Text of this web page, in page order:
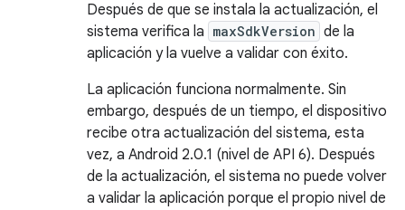
Después de que se instala la actualización, el
sistema verifica la maxSdkVersion de la
aplicación y la vuelve a validar con éxito.
La aplicación funciona normalmente. Sin
embargo, después de un tiempo, el dispositivo
recibe otra actualización del sistema, esta
vez, a Android 2.0.1 (nivel de API 6). Después
de la actualización, el sistema no puede volver
a validar la aplicación porque el propio nivel de